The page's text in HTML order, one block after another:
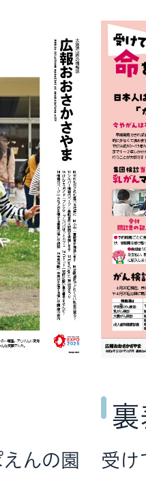
んの園
受け